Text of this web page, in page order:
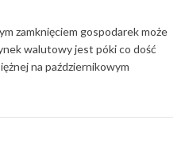
zamknięciem gospodarek może
walutowy jest póki co dość
na październikowym